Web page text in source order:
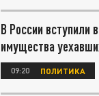
В России вступили
имущества
09:20 ПОЛИТИКА